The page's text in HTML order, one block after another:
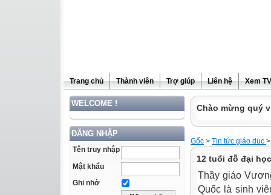
Trang chủ Thành viên Trợ giúp Liên hệ Xem TV
WELCOME !
ĐĂNG NHẬP
Tên truy nhập
Mật khẩu
Ghi nhớ
Chào mừng quý
Gốc > Tin tức giáo duc >
12 tuổi đỗ đại
Thầy giáo
Quốc là sinh